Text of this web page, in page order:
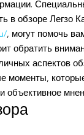
в обзоре Легзо
, могут помочь
обратить
аспектов
моменты,
объективное